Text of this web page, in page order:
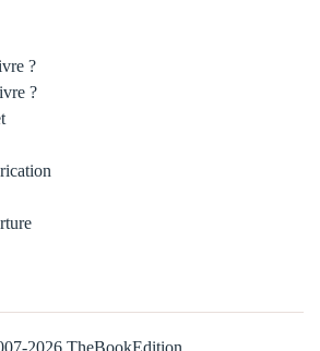
?
?
2026 TheBookEdition